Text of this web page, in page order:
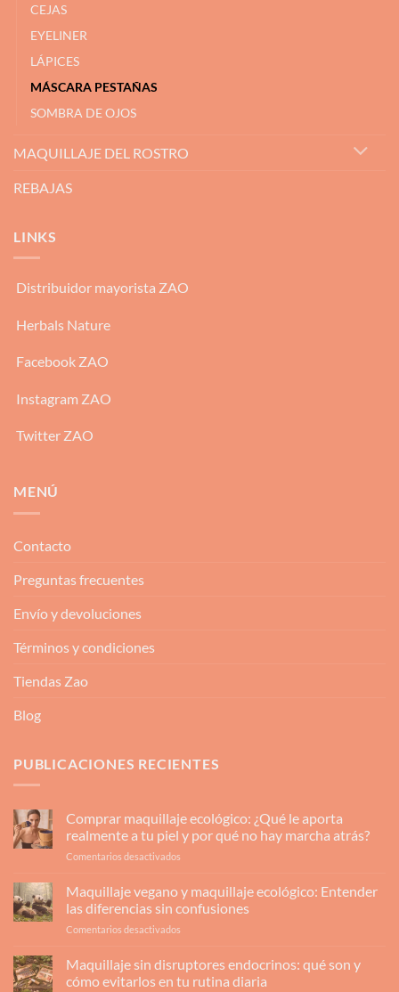
CEJAS
EYELINER
LÁPICES
MÁSCARA PESTAÑAS
SOMBRA DE OJOS
MAQUILLAJE DEL ROSTRO
REBAJAS
LINKS
Distribuidor mayorista ZAO
Herbals Nature
Facebook ZAO
Instagram ZAO
Twitter ZAO
MENÚ
Contacto
Preguntas frecuentes
Envío y devoluciones
Términos y condiciones
Tiendas Zao
Blog
PUBLICACIONES RECIENTES
Comprar maquillaje ecológico: ¿Qué le aporta
realmente a tu piel y por qué no hay marcha atrás?
Comentarios desactivados
ecológico:
¿Qué
realmente
Maquillaje vegano y maquillaje ecológico: Entender
las diferencias sin confusiones
Comentarios desactivados
vegano
maquillaje
Maquillaje sin disruptores endocrinos: qué son y
cómo evitarlos en tu rutina diaria